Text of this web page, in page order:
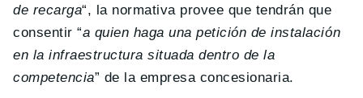
de recarga“, la normativa provee que tendrán que
consentir “a quien haga una petición de instalación
en la infraestructura situada dentro de la
competencia” de la empresa concesionaria.